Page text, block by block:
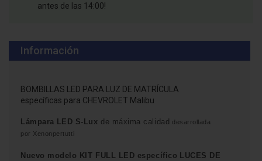
antes de las 14:00!
Información
BOMBILLAS LED PARA LUZ DE MATRÍCULA
específicas para CHEVROLET Malibu
Lámpara LED S-Lux de máxima calidad
desarrollada
por Xenonpertutti
Nuevo modelo KIT FULL LED específico LUCES DE